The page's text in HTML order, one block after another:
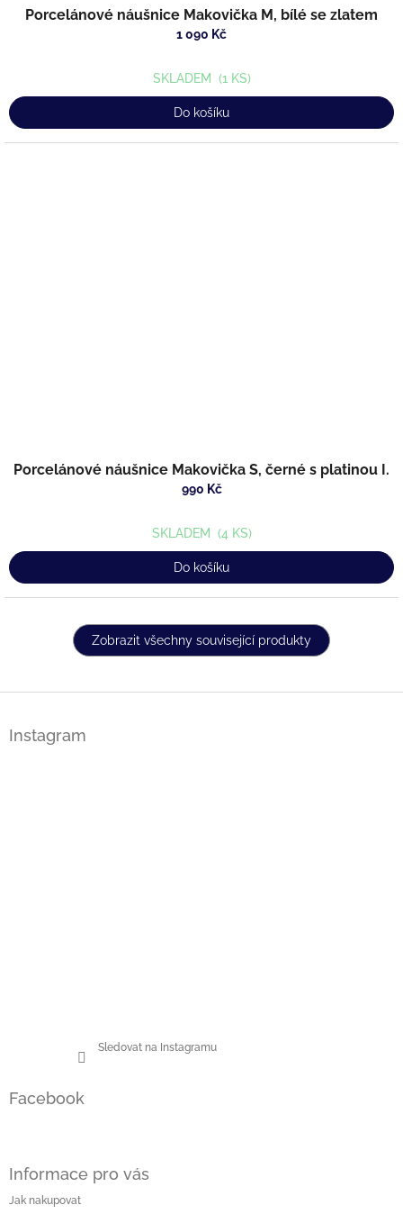
Porcelánové náušnice Makovička M, bílé se zlatem
1 090 Kč
SKLADEM (1 KS)
Do košíku
Porcelánové náušnice Makovička S, černé s platinou I.
990 Kč
SKLADEM (4 KS)
Do košíku
Zobrazit všechny související produkty
Instagram
Sledovat na Instagramu
Facebook
Informace pro vás
Jak nakupovat